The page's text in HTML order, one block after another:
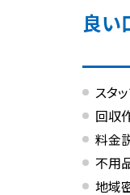
良い
スタ
回収
料金
不用
地域